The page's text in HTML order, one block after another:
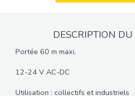
DESCRIPTION
Portée 60 m maxi,
12-24 V AC-DC
Utilisation : collectifs et industriels